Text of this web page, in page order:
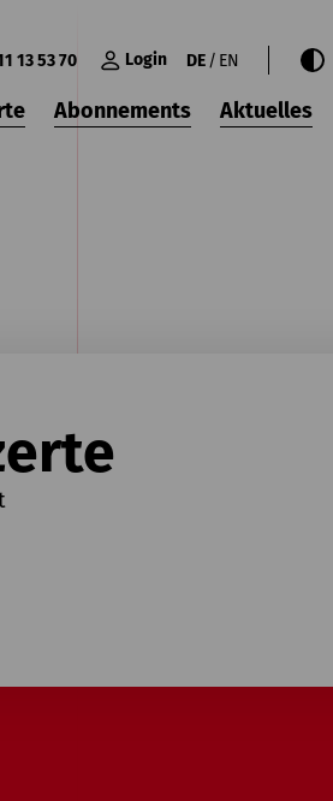
13 53 70 Login DE EN
Abonnements Aktuelles